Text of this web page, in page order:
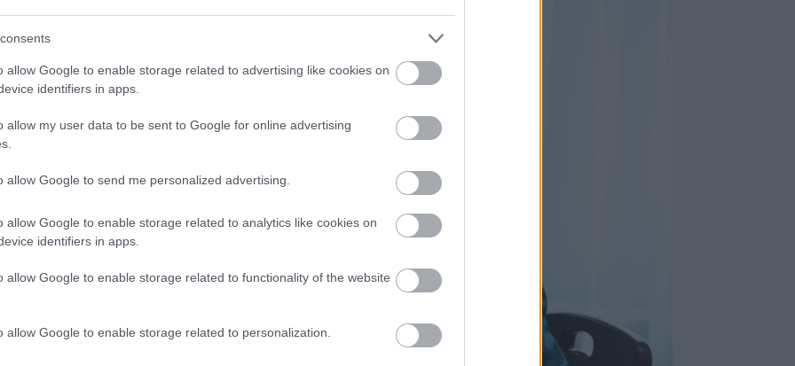
allow Google to enable storage related to advertising like cookies on
identifiers in apps.
allow my user data to be sent to Google for online advertising
allow Google to send me personalized advertising.
allow Google to enable storage related to analytics like cookies on
identifiers in apps.
allow Google to enable storage related to functionality of the website
allow Google to enable storage related to personalization.